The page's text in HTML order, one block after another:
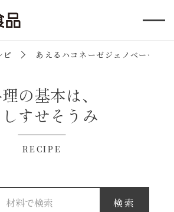
ピ あえるハコネーゼジェノベーゼ
の基本は、
すせそうみ
RECIPE